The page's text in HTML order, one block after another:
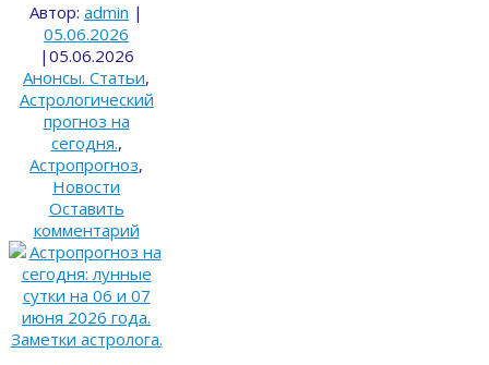
Автор: admin |
05.06.2026
| 05.06.2026
Анонсы. Статьи,
Астрологический
прогноз на
сегодня.,
Астропрогноз,
Новости
Оставить
комментарий